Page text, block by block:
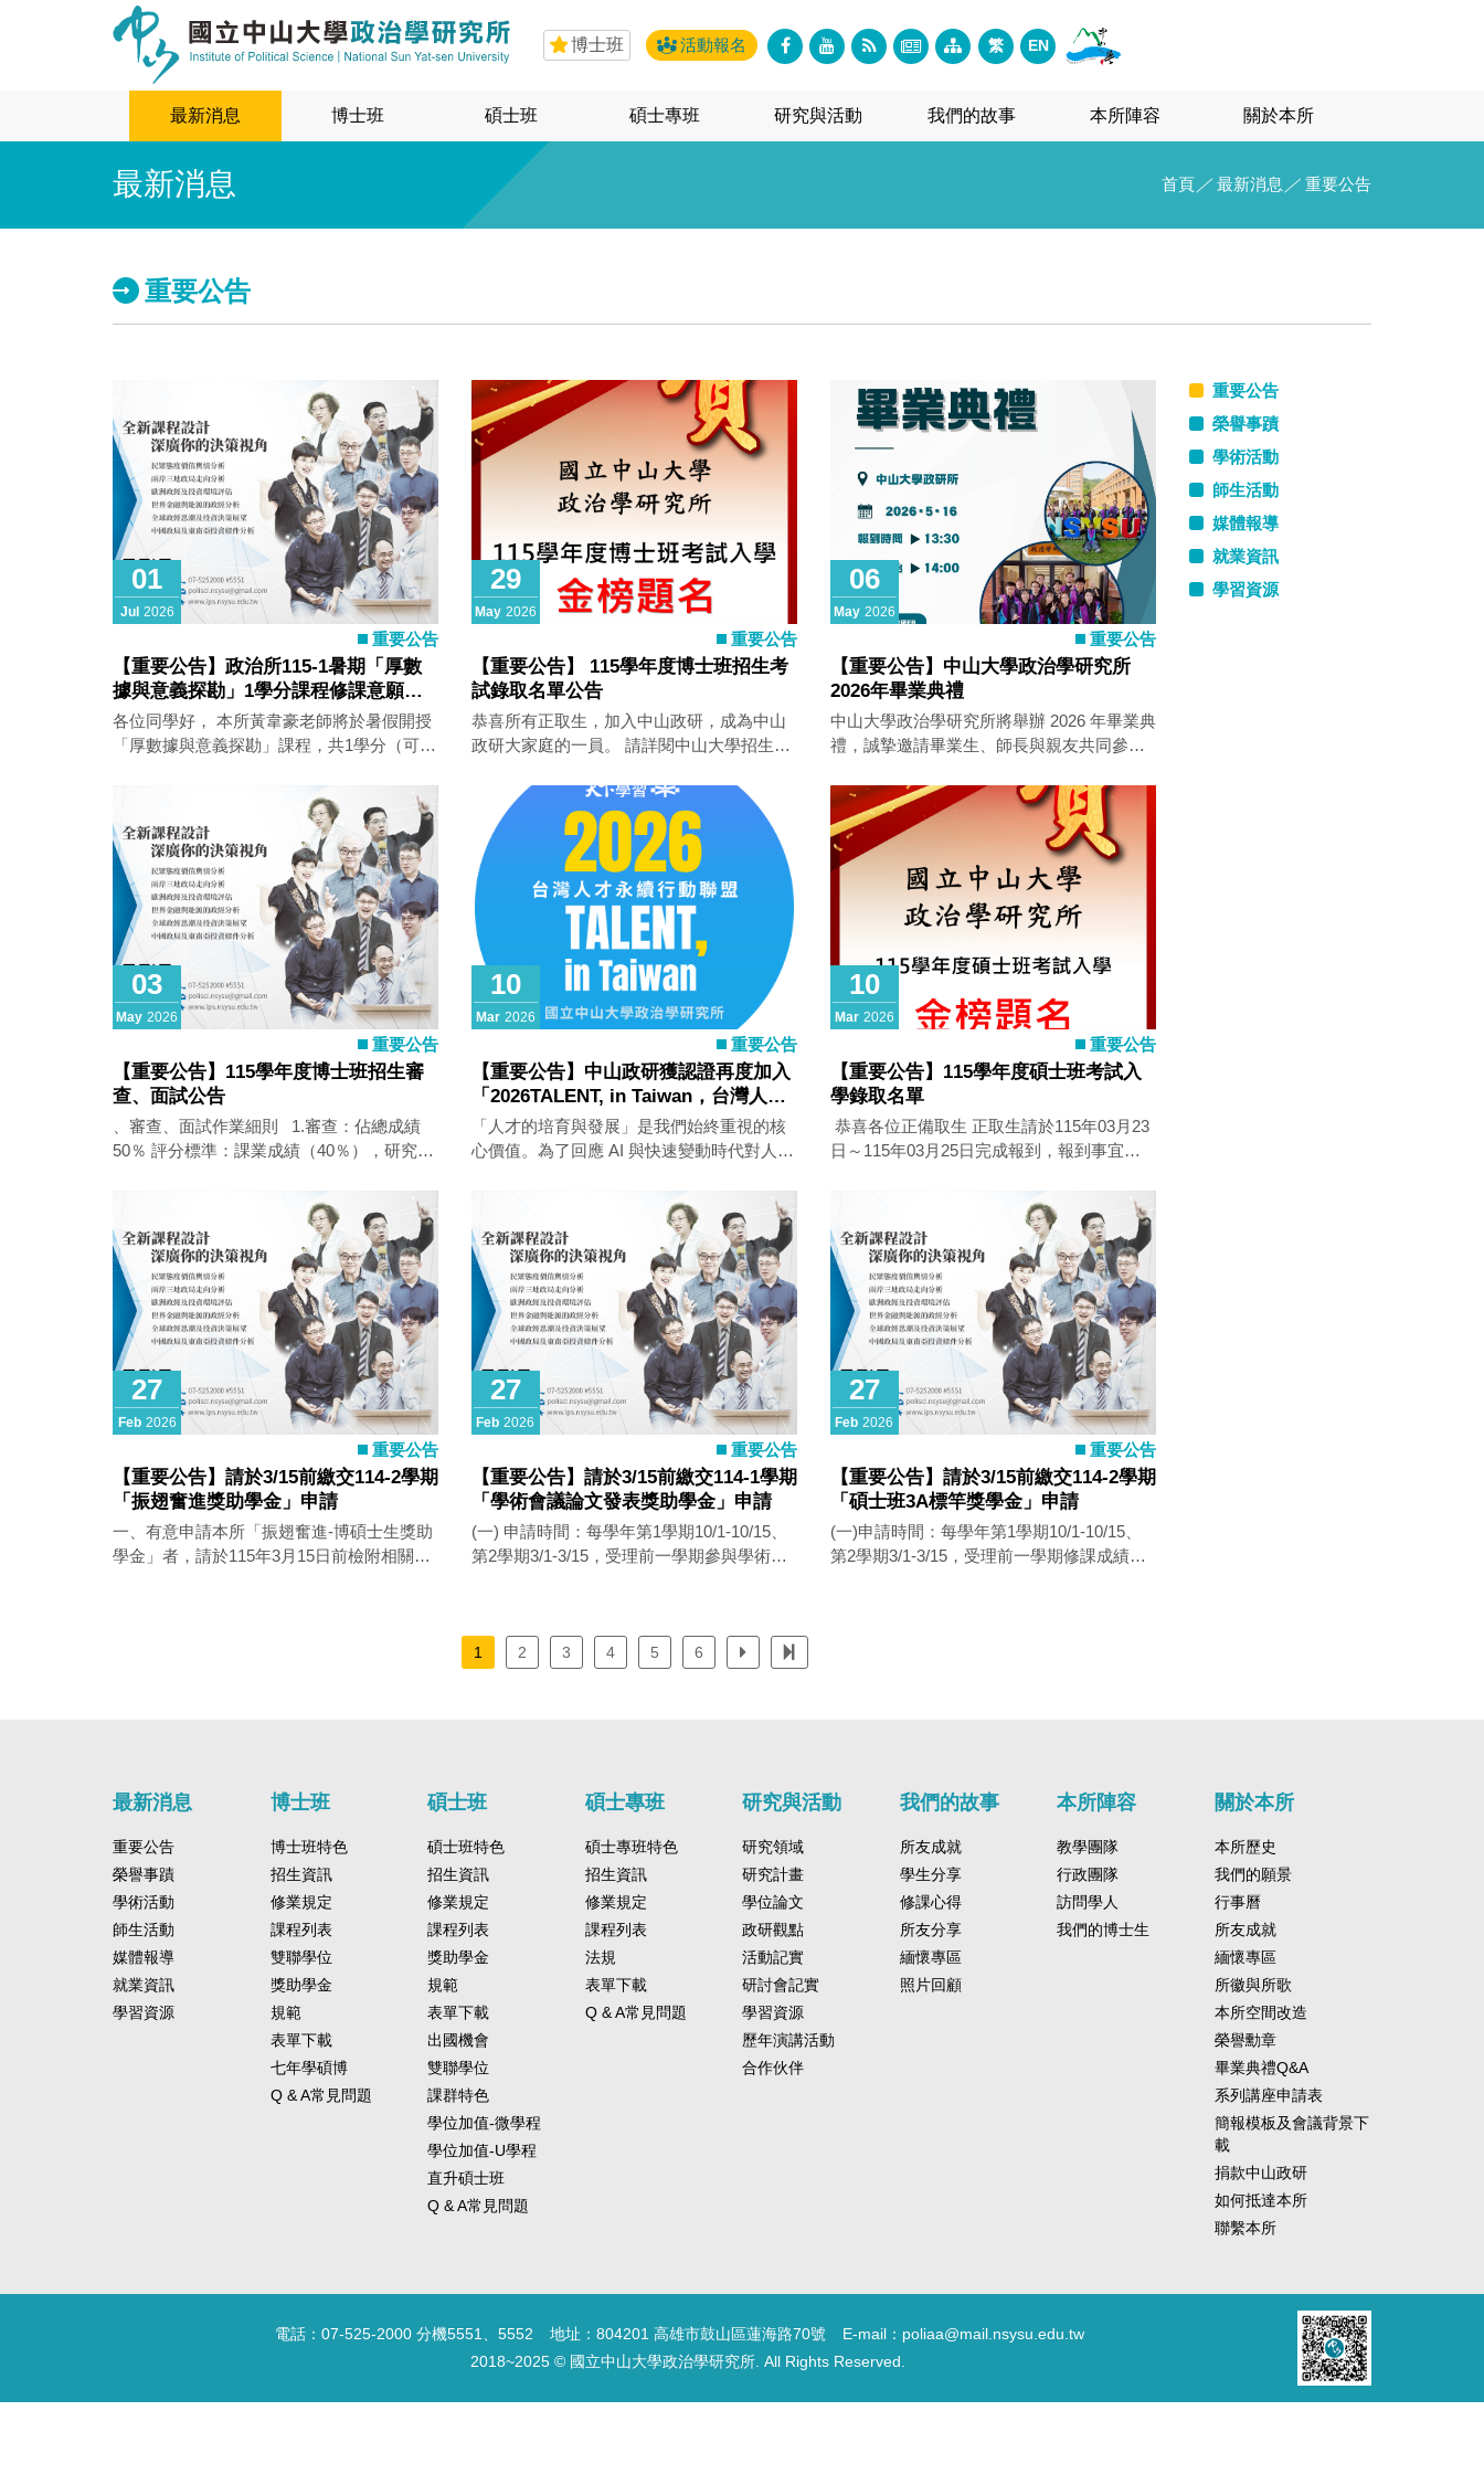
博士班 活動報名 繁 EN
最新消息 博士班 碩士班 碩士專班 研究與活動 我們的故事 本所陣容 關於本所
最新消息 首頁 ／ 最新消息 ／ 重要公告
重要公告
01
Jul 2026
重要公告
【重要公告】政治所115-1暑期「厚數
據與意義探勘」1學分課程修課意願登
記
各位同學好， 本所黃韋豪老師將於暑假開授
「厚數據與意義探勘」課程，共1學分（可計
意義探勘1學分 上課時間： 8/18（二）上午3
小時（0900-1200）+下午3小時（1310-
1600） 8/19（三）上午3小時（0900-
1200）+下午3小時（1310-1600）
8/20（四）上午3小時（0900-1200）+下午3
小時（1310-1600） 上課方式：實體授課
（社SS 2005） 課程簡介及修課意願單 2.注
意事項： • 該課程為115-1學期課程，提前至
據校方115-1選課時程選課、繳交學分費。 •
115-1學期結束（116年1月）始得申請列印該
課程成績單（不能提前）。 • 115-1不得辦理
休學，休學即無成績！亦不可在學期中提早
畢業離校！ • 其他參考連結：中山大學「政
微學分課程採集點式認證，學生修習符合取
得微學分課程規範，應於規定 期間內向各開
課單位申請取得學分審核，審核通過者方取
得學分，學分數 可跨學期累計，當學期（以
學期考試結束為截止日）累計微學分課程達
18 小時以上者，可取得「微學分（學年-學
期）」之選修課程，採計 1 學分， 登錄成績
為「通過」（課程名稱：微學分）。 學生每
學期至多採計 1 學分，碩士班學生計入畢業
學分數至多 2 學分，相同課程不得重複申
請，且不得因 修習微學分課程申請延長修業
年限。 中山大學微學分實施要點 中山大學微
學分平臺 •115-1、115-2學期尚有1學分課
程：學門跨域講座（一）、（二），可選修
以湊足3學分。 3.若對本課程有任何疑問，歡
29
May 2026
重要公告
【重要公告】 115學年度博士班招生考
試錄取名單公告
恭喜所有正取生，加入中山政研，成為中山
政研大家庭的一員。 請詳閱中山大學招生組
https://oaa.nsysu.edu.tw/p/406-1003-
376263,r2048.php?Lang=zh- 歷屆修課心得
https://ips.nsysu.edu.tw/stories/lesson_experience
（備註：正取生依應考證號碼排序。）
06
May 2026
重要公告
【重要公告】中山大學政治學研究所
2026年畢業典禮
中山大學政治學研究所將舉辦 2026 年畢業典
禮，誠摯邀請畢業生、師長與親友共同參
階段的重要時刻。 活動資訊如下： 時間：
2026年5月16日（六） 報到時間：13:30 典禮
開始：14:00 地點：中山大學政治學研究所
歡迎畢業生準時報到，並邀請親友蒞臨參
與，共同留下珍貴而美好的畢業回憶。
03
May 2026
重要公告
【重要公告】115學年度博士班招生審
查、面試公告
、審查、面試作業細則 1.審查：佔總成績
50％ 評分標準：課業成績（40％），研究計
會參與、課外表現、發展潛力等）
準：才識（如專業知識、問題判斷、分析、
志趣等）（60％）， 言辭（20％），外語能
力（20％）。 二、面試說明 1. 日期：115
年5月8日（週五） 2. 時間：請參閱面試日
程表 表列面試時間為預計面試時間，實際面
試時間請依現場面試情形為主。 3. 地點：
政治學研究所（面對行政大樓左側社管大樓3
樓）、報到：社SS 3009、面試：社SS
3010-1(請參閱校區位置圖) 4. 面試方式：
一次面試一位考生，每位面試時間為20分
鐘。面試過程以錄音全程記錄。 5. 考生應
試時請務必攜帶應考證及應試有效證件正本
（國民身分證、護照、有照片之全民健康保
險卡、汽機車駕駛執照、中華民國身心障礙
日亦有其他系所舉行面試，停車位有限，請
試。如需本校海堤停車場免費停車QR-code
請來信告知，以利向校方申請後，於面試當
天發送。 交通、停車等相關訊息請參閱 聯絡
電話：（07）5252000轉5551陳小姐 E-
MAIL：poliaa@mail.nsysu.edu.tw
10
Mar 2026
重要公告
【重要公告】中山政研獲認證再度加入
「2026TALENT, in Taiwan，台灣人才
永續行動聯盟」
「人才的培育與發展」是我們始終重視的核
心價值。為了回應 AI 與快速變動時代對人才
「2026 TALENT, in Taiwan 台灣人才永續行
動聯盟」，與各界夥伴攜手，為台灣打造更
以人為本、具韌性的職場與人才生態。 未
來，中山政研所將持續與天下學習及聯盟夥
伴共學共創，推動具體改變，讓人才被看
見、被支持，也能持續成長。 活動官網：
https://web.cheers.com.tw/event/talent/index.html
10
Mar 2026
重要公告
【重要公告】115學年度碩士班考試入
學錄取名單
​ 恭喜各位正備取生 正取生請於115年03月23
日～115年03月25日完成報到，報到事宜詳
學錄取生亦須於此區間完成「確認入學報
資訊→成績單列印)：於3/11(三)17:00起開放
列印，本校不另寄發紙本。通過第一階段篩
選符合面試資格考生之成績通知單俟面試放
榜後始開放列印。 二、《複查申請》(本校首
頁→招生資訊→複查申請(含申請結果查
詢))：於3/12(四)17:00~3/14(六)17:00開放登
錄，逾時不候。複查結果於3/17(二)12:00～
3/23(一)12:00開放查詢。 三、《報到查詢》
(本校首頁→招生資訊→報到查詢)於
3/23(一)17:00開放查詢各系所(組)遞補情形參
27
Feb 2026
重要公告
【重要公告】請於3/15前繳交114-2學期
「振翅奮進獎助學金」申請
一、有意申請本所「振翅奮進-博碩士生獎助
學金」者，請於115年3月15日前檢附相關資
27
Feb 2026
重要公告
【重要公告】請於3/15前繳交114-1學期
「學術會議論文發表獎助學金」申請
(一) 申請時間：每學年第1學期10/1-10/15、
第2學期3/1-3/15，受理前一學期參與學術會
期註冊在學碩士生。 (三)申請文件/方式：申
以母語發表，獎助800元），Poster Session
由所務會議審定後一次發放，並得依個案情
形調整獎助金額。 4.同一學術會議論文已獲
本所其他獎助學金補助者，不得重複申請 ※
相關辦法及表單請至本所網頁下載
27
Feb 2026
重要公告
【重要公告】請於3/15前繳交114-2學期
「碩士班3A標竿獎學金」申請
(一)申請時間：每學年第1學期10/1-10/15、
第2學期3/1-3/15，受理前一學期修課成績表
士生提出前一學期之修課成績。 3.本獎助學
40,000元為原則。如遇申請人數高於8名時，
將由所務會議調整審定後一次發放。 ※相關
辦法及表單請至本所「獎助學金」網頁下載
https://ips.nsysu.edu.tw/master/scholarship
1 2 3 4 5 6
重要公告
榮譽事蹟
學術活動
師生活動
媒體報導
就業資訊
學習資源
最新消息
重要公告
榮譽事蹟
學術活動
師生活動
媒體報導
就業資訊
學習資源
博士班
博士班特色
招生資訊
修業規定
課程列表
雙聯學位
獎助學金
規範
表單下載
七年學碩博
Q & A常見問題
碩士班
碩士班特色
招生資訊
修業規定
課程列表
獎助學金
規範
表單下載
出國機會
雙聯學位
課群特色
學位加值-微學程
學位加值-U學程
直升碩士班
Q & A常見問題
碩士專班
碩士專班特色
招生資訊
修業規定
課程列表
法規
表單下載
Q & A常見問題
研究與活動
研究領域
研究計畫
學位論文
政研觀點
活動記實
研討會記實
學習資源
歷年演講活動
合作伙伴
我們的故事
所友成就
學生分享
修課心得
所友分享
緬懷專區
照片回顧
本所陣容
教學團隊
行政團隊
訪問學人
我們的博士生
關於本所
本所歷史
我們的願景
行事曆
所友成就
緬懷專區
所徽與所歌
本所空間改造
榮譽勳章
畢業典禮Q&A
系列講座申請表
簡報模板及會議背景下
載
捐款中山政研
如何抵達本所
聯繫本所
電話：07-525-2000 分機5551、5552 地址：804201 高雄市鼓山區蓮海路70號
E-mail：poliaa@mail.nsysu.edu.tw
2018~2025 © 國立中山大學政治學研究所. All Rights Reserved.